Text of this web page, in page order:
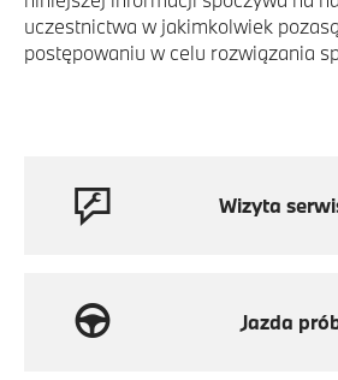
uczestnictwa w jakimkolwiek
postępowaniu w celu rozwiązania
Wizyta
Jazda